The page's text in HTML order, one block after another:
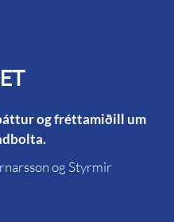
og fréttamiðill um
og Styrmir